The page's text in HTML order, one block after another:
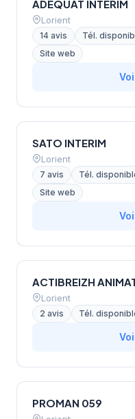
ADEQUAT INTERIM
Lorient
14 avis Tél.
Site web
SATO INTERIM
Lorient
7 avis Tél.
Site web
ACTIBREIZH
Lorient
2 avis Tél.
PROMAN 059